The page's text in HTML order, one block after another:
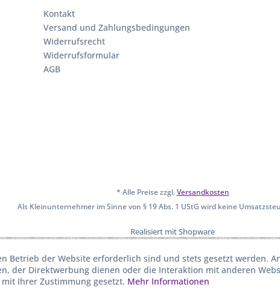
Kontakt
Versand und Zahlungsbedingungen
Widerrufsrecht
Widerrufsformular
AGB
* Alle Preise zzgl.Versandkosten
Als Kleinunternehmer im Sinne von § 19 Abs. 1 UStG wird keine
Realisiert mit Shopware
Betrieb der Website erforderlich sind und stets gesetzt werden.
der Direktwerbung dienen oder die Interaktion mit anderen
Ihrer Zustimmung gesetzt. Mehr Informationen